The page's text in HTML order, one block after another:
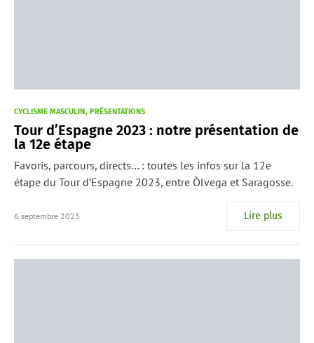
CYCLISME MASCULIN PRÉSENTATIONS
Tour d’Espagne 2023 : notre présentation de
la 12e étape
Favoris, parcours, directs… : toutes les infos sur la 12e
étape du Tour d’Espagne 2023, entre Òlvega et Saragosse.
6 septembre 2023 Lire plus